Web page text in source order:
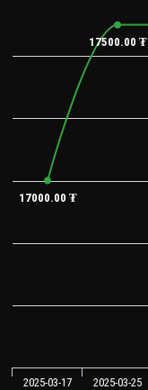
17000.00 ₮
17500.00 ₮
2025-03-17 2025-03-25